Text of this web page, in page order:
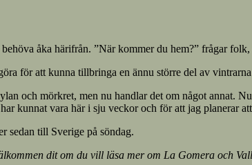
åka härifrån. ”När kommer du hem?” frågar folk,
för att kunna tillbringa en ännu större del av vintrarna
och mörkret, men nu handlar det om något annat.
kunnat vara här i sju veckor och för att jag planerar
sedan till Sverige på söndag.
dit om du vill läsa mer om La Gomera och